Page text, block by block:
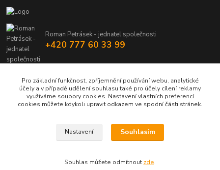
Roman Petrásek - jednatel společnosti
+420 777 60 33 99
Upravit sběr cookies.
Pro základní funkčnost, zpříjemnění používání webu, analytické
účely a v případě udělení souhlasu také pro účely cílení reklamy
využíváme soubory cookies. Nastavení vlastních preferencí
cookies můžete kdykoli upravit odkazem ve spodní části stránek.
Nastavení Souhlasím
Souhlas můžete odmítnout zde.